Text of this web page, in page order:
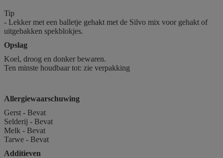
Tip
- Lekker met een balletje gehakt met de Silvo mix voor gehakt of
uitgebakken spekblokjes.
Opslag
Koel, droog en donker bewaren.
Ten minste houdbaar tot: zie verpakking
Allergiewaarschuwing
Gerst - Bevat
Selderij - Bevat
Melk - Bevat
Tarwe - Bevat
Additieven